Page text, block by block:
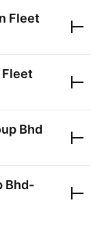
Fleet
Fleet
Bhd
Bhd-